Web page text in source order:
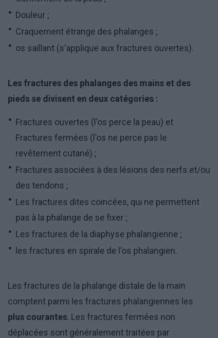
Douleur ;
Craquement étrange des phalanges ;
os saillant (s'applique aux fractures ouvertes).
Les fractures des phalanges des mains et des
pieds se divisent en deux catégories :
Fractures ouvertes (l'os perce la peau) et
Fractures fermées (l'os ne perce pas le
revêtement cutané) ;
Fractures associées à des lésions des nerfs et/ou
des tendons ;
Les fractures dites coincées, qui ne permettent
pas à la phalange de se fixer ;
Les fractures de la diaphyse phalangienne ;
les fractures en spirale de l'os phalangien.
Les fractures de la phalange distale de la main
comptent parmi les fractures phalangiennes les
plus courantes. Les fractures fermées non
déplacées sont généralement traitées par